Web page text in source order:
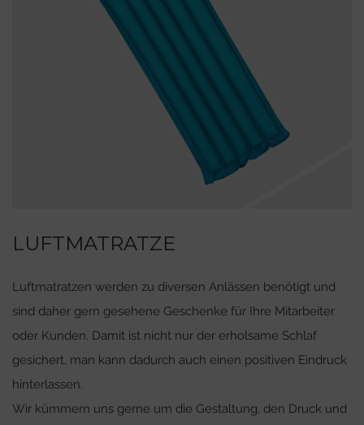
LUFTMATRATZE
Luftmatratzen werden zu diversen Anlässen benötigt und
sind daher gern gesehene Geschenke für Ihre Mitarbeiter
oder Kunden. Damit ist nicht nur der erholsame Schlaf
gesichert, man kann dadurch auch einen positiven Eindruck
hinterlassen.
Wir kümmern uns gerne um die Gestaltung, den Druck und